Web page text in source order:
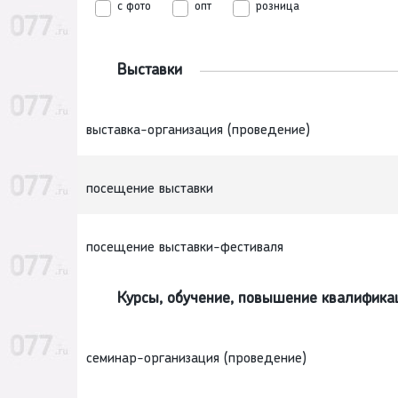
с фото опт розница
Выставки
выставка-организация (проведение)
посещение выставки
посещение выставки-фестиваля
Курсы, обучение, повышение
семинар-организация (проведение)